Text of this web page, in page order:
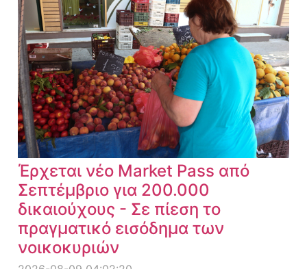
Έρχεται νέο Market Pass από
Σεπτέμβριο για 200.000
δικαιούχους - Σε πίεση το
πραγματικό εισόδημα των
νοικοκυριών